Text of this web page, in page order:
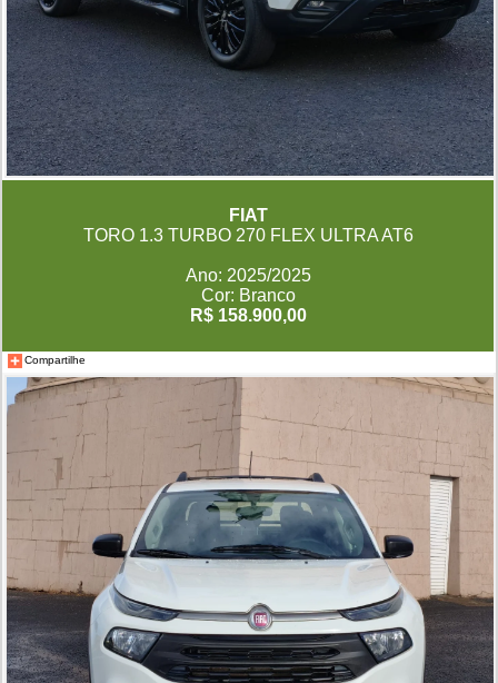
FIAT
TORO 1.3 TURBO 270 FLEX ULTRA AT6
Ano: 2025/2025
Cor: Branco
R$ 158.900,00
Compartilhe